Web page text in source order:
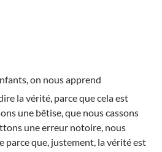
on nous apprend
la vérité, parce que cela est
une bêtise, que nous cassons
une erreur notoire, nous
parce que, justement, la vérité est